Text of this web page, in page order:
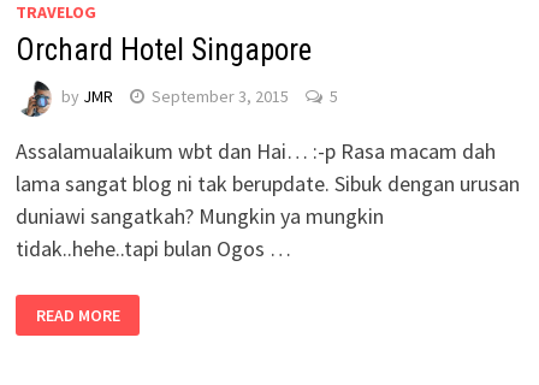
TRAVELOG
Orchard Hotel Singapore
by JMR September 3, 2015 5
Assalamualaikum wbt dan Hai… :-p Rasa macam dah
lama sangat blog ni tak berupdate. Sibuk dengan urusan
duniawi sangatkah? Mungkin ya mungkin
tidak..hehe..tapi bulan Ogos …
READ MORE